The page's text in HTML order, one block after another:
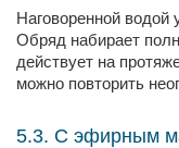
Наговоренной водой
Обряд набирает
действует на
можно повторить
5.3. С эфирным